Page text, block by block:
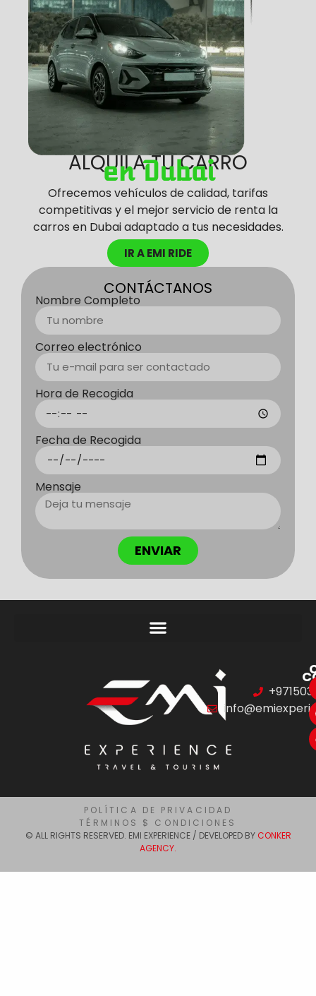
ALQUILA TU CARRO
en Dubai
Ofrecemos vehículos de calidad, tarifas
competitivas y el mejor servicio de renta la
carros en Dubai adaptado a tus necesidades.
IR A EMI RIDE
CONTÁCTANOS
Nombre Completo
Correo electrónico
Hora de Recogida
Fecha de Recogida
Mensaje
ENVIAR
POLÍTICA DE PRIVACIDAD
TÉRMINOS $ CONDICIONES
© ALL RIGHTS RESERVED. EMI EXPERIENCE / DEVELOPED BY CONKER
AGENCY.